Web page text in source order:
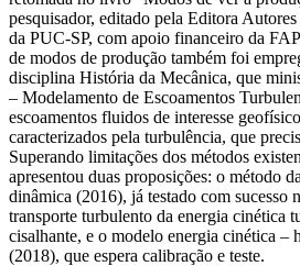
pesquisador, editado pela Editora
da PUC-SP, com apoio financeiro da
de modos de produção também foi
disciplina História da Mecânica, que
– Modelamento de Escoamentos
escoamentos fluidos de interesse
caracterizados pela turbulência, que
Superando limitações dos métodos
apresentou duas proposições: o método
dinâmica (2016), já testado com sucesso
transporte turbulento da energia cinética
cisalhante, e o modelo energia cinética –
(2018), que espera calibração e teste.